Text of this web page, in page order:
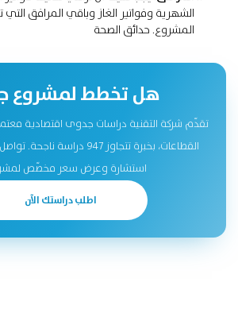
الشهرية وفواتير الغاز وباقي المرافق التي
المشروع.حدائق الصحة
هل تخطط لمشروع
تقدّم شركة التقنية دراسات جدوى اقتصادية
القطاعات، بخبرة تتجاوز 947
استشارة وعرض سعر مخصّص
اطلب دراستك الآن